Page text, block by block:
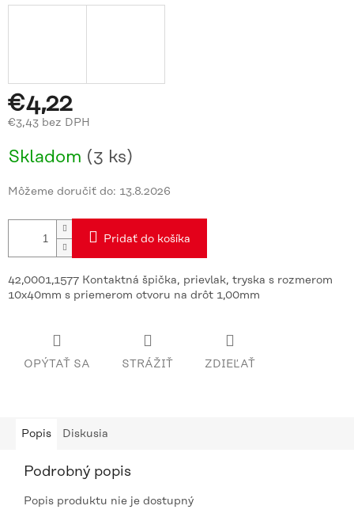
€4,22
€3,43 bez DPH
cena:
Skladom (3 ks)
Môžeme doručiť do: 13.8.2026
Pridať do košíka
42,0001,1577 Kontaktná špička, prievlak, tryska s rozmerom
10x40mm s priemerom otvoru na drôt 1,00mm
OPÝTAŤ SA STRÁŽIŤ ZDIEĽAŤ
Popis Diskusia
Podrobný popis
Popis produktu nie je dostupný